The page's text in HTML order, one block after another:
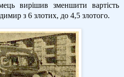
вирішив зменшити вартість
з 6 злотих, до 4,5 злотого.